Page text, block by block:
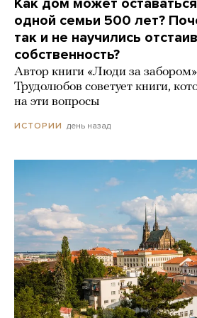
одной семьи 500 лет?
так и не научились
собственность?
Автор книги «Люди за
Трудолюбов советует книги,
на эти вопросы
ИСТОРИИ день назад